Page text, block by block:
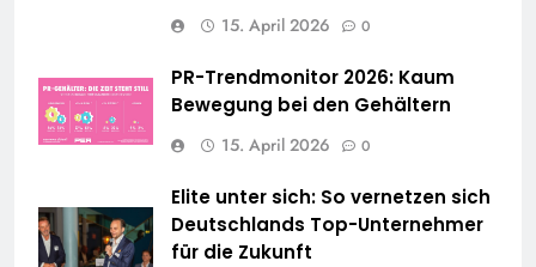
15. April 2026 0
PR-Trendmonitor 2026: Kaum
Bewegung bei den Gehältern
15. April 2026 0
Elite unter sich: So vernetzen sich
Deutschlands Top-Unternehmer
für die Zukunft